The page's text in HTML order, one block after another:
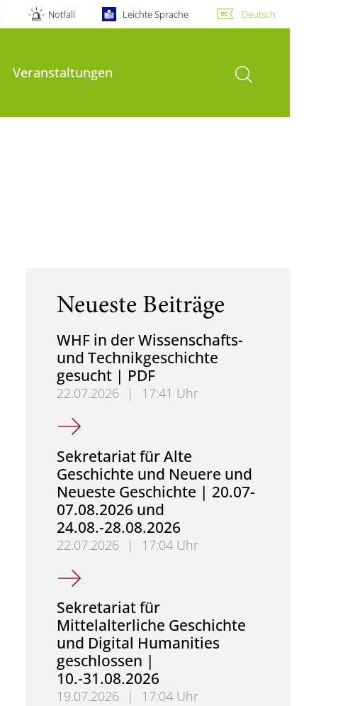
Notfall Leichte Sprache Deutsch
Veranstaltungen Suche öffnen
Neueste Beiträge
WHF in der Wissenschafts-
und Technikgeschichte
gesucht | PDF
22.07.2026 |
17:41 Uhr
WHF in der Wissenschafts- und Technikgeschichte
Sekretariat für Alte
Geschichte und Neuere und
Neueste Geschichte | 20.07-
07.08.2026 und
24.08.-28.08.2026
22.07.2026 |
17:04 Uhr
Sekretariat für Alte Geschichte und Neuere und
Sekretariat für
Mittelalterliche Geschichte
und Digital Humanities
geschlossen |
10.-31.08.2026
19.07.2026 |
17:04 Uhr